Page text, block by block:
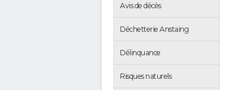
Avis de décès
Déchetterie Anstaing
Délinquance
Risques naturels